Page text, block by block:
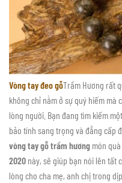
Vòng tay đeo gỗTrầm Hương rất
không chỉ nằm ở sự quý hiếm mà
lòng người. Bạn đang tìm kiếm
bảo tính sang trọng và đẳng cấp
vòng tay gỗ trầm hương món
2020 này, sẽ giúp bạn nói lên tất
lòng cho cha mẹ, anh chị trong